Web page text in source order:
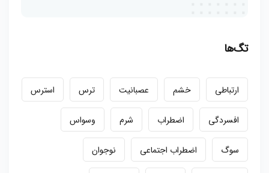
تگ‌ها
ارتباطی خشم عصبانیت ترس استرس
افسردگی اضطراب شرم وسواس
سوگ اضطراب اجتماعی نوجوان